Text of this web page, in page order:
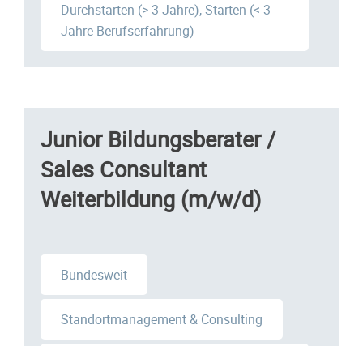
Durchstarten (> 3 Jahre), Starten (< 3
Jahre Berufserfahrung)
Junior Bildungsberater /
Sales Consultant
Weiterbildung (m/w/d)
Bundesweit
Standortmanagement & Consulting